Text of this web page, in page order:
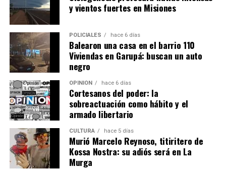
valor que debe pagar el Estado.
Digitalización y regularización de
escrituras
Se podrá presentar documentos digitales en los
Registros de la Propiedad de todo el país, aunque en
algunas jurisdicciones ya se permiten.
El proyecto modifica la ley “Pierri” de regularización
vivienda única para las familias que tengan una posesión
pública durante los 10 años anteriores para poder
acceder a ese beneficio.
En tanto, a nivel municipal, las localidades con mayor
concentración de tierras extranjeras son: Puerto
Iguazú, Puerto Libertad, Puerto Esperanza, Comandante
Andresito, San Antonio, Eldorado, Puerto Piray,
Montecarlo, El Alcázar, Puerto Rico. “Estos municipios
conforman un corredor estratégico de fuerte presencia
de capitales extranjeros en el norte de nuestra
provincia”, lamentaron.
y vientos fuertes en Misiones
POLICIALES hace 6 días
Balearon una casa en el barrio 110
Viviendas en Garupá: buscan un auto
negro
OPINIÓN hace 6 días
Cortesanos del poder: la
sobreactuación como hábito y el
armado libertario
CULTURA hace 5 días
Murió Marcelo Reynoso, titiritero de
Kossa Nostra: su adiós será en La
Murga